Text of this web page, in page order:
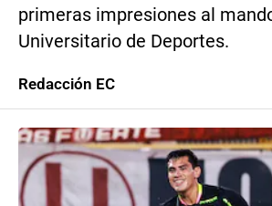
primeras impresiones al
Universitario de Deportes.
Redacción EC